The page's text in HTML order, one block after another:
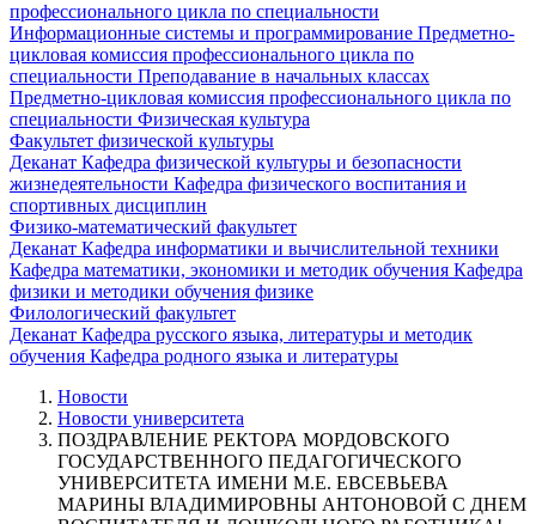
профессионального цикла по специальности
Информационные системы и программирование Предметно-
цикловая комиссия профессионального цикла по
специальности Преподавание в начальных классах
Предметно-цикловая комиссия профессионального цикла по
специальности Физическая культура
Факультет физической культуры
Деканат Кафедра физической культуры и безопасности
жизнедеятельности Кафедра физического воспитания и
спортивных дисциплин
Физико-математический факультет
Деканат Кафедра информатики и вычислительной техники
Кафедра математики, экономики и методик обучения Кафедра
физики и методики обучения физике
Филологический факультет
Деканат Кафедра русского языка, литературы и методик
обучения Кафедра родного языка и литературы
Новости
Новости университета
ПОЗДРАВЛЕНИЕ РЕКТОРА МОРДОВСКОГО
ГОСУДАРСТВЕННОГО ПЕДАГОГИЧЕСКОГО
УНИВЕРСИТЕТА ИМЕНИ М.Е. ЕВСЕВЬЕВА
МАРИНЫ ВЛАДИМИРОВНЫ АНТОНОВОЙ С ДНЕМ